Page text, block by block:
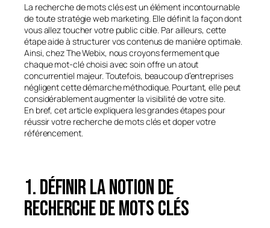
La recherche de mots clés est un élément incontournable
de toute stratégie web marketing. Elle définit la façon dont
vous allez toucher votre public cible. Par ailleurs, cette
étape aide à structurer vos contenus de manière optimale.
Ainsi, chez The Webix, nous croyons fermement que
chaque mot-clé choisi avec soin offre un atout
concurrentiel majeur. Toutefois, beaucoup d’entreprises
négligent cette démarche méthodique. Pourtant, elle peut
considérablement augmenter la visibilité de votre site.
En bref, cet article expliquera les grandes étapes pour
réussir votre recherche de mots clés et doper votre
référencement.
1. Définir la notion de
recherche de mots clés